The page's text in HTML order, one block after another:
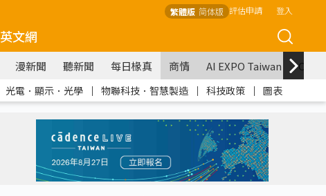
繁體版 简体版 評估申請 登入
英文網
漫新聞 聽新聞 每日椽真 商情 AI EXPO Taiwan
光電．顯示．光學 ｜ 物聯科技．智慧製造 ｜ 科技政策 ｜ 圖表